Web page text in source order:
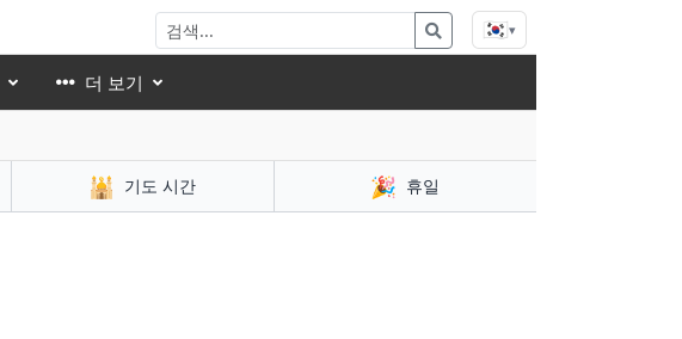
🇰🇷▾
더 보기
🕌 기도 시간 🎉 휴일